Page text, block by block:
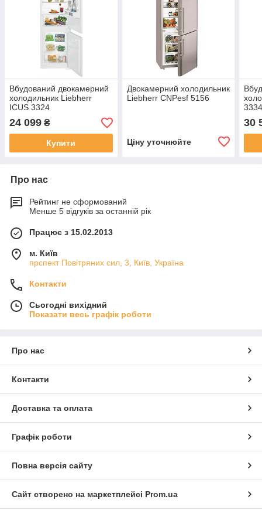
Вбудований двокамерний
холодильник Liebherr
ICUS 3324
24 099 ₴
Купити
Двокамерний холодильник
Liebherr CNPesf 5156
Ціну уточнюйте
30
Про нас
Рейтинг не сформований
Менше 5 відгуків за останній рік
Працює з 15.02.2013
м. Київ
прспект Повітряних сил, 3, Київ, Україна
Контакти
Сьогодні вихідний
Показати весь графік роботи
Про нас
Контакти
Доставка та оплата
Графік роботи
Повна версія сайту
Сайт створено на маркетплейсі Prom.ua